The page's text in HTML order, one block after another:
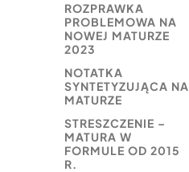
ROZPRAWKA
PROBLEMOWA NA
NOWEJ MATURZE
2023
NOTATKA
SYNTETYZUJĄCA NA
MATURZE
STRESZCZENIE –
MATURA W
FORMULE OD 2015
R.